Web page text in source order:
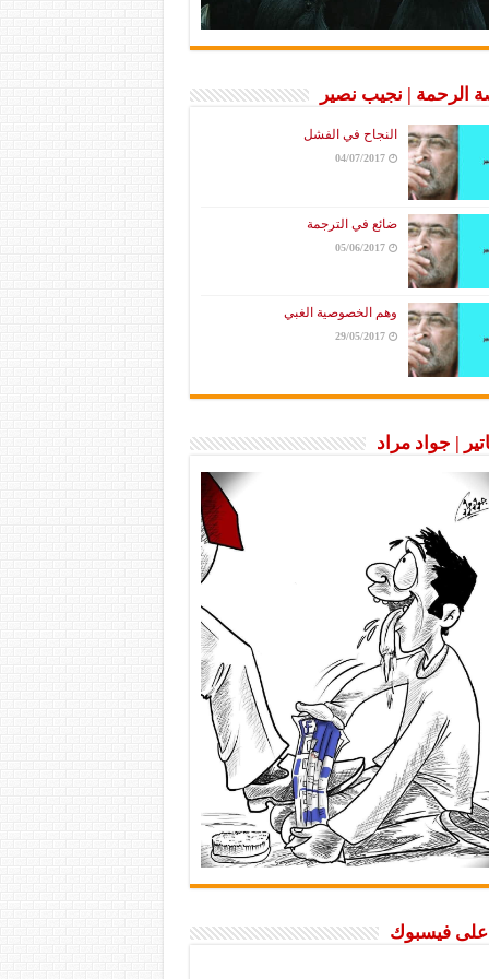
الرحمة | نجيب نصير
النجاح في الفشل
04/07/2017
ضائع في الترجمة
05/06/2017
وهم الخصوصية الغبي
29/05/2017
| جواد مراد
على فيسبوك